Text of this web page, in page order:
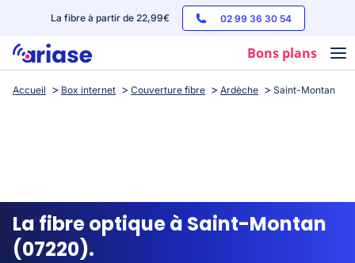
La fibre à partir de 22,99€ 02 99 36 30 54
Bons plans
Box internet
Streaming
Accueil Box internet Couverture fibre Ardèche Saint-Montan
La fibre optique à Saint-Montan
(07220).